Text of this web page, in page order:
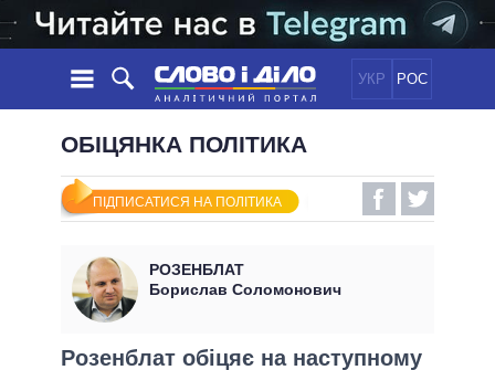
УКР РОС
НОВИНИ
СТРІЧКА
ПОДІЇ
СТАТТІ
ДУМКИ
ОГЛЯДИ
ДАЙДЖЕСТИ
ПОЛІТИКА
ЕКОНОМІКА
СВІТ
ОБIЦЯНКИ
УСІ ПОЛІТИКИ
ПРЕЗИДЕНТ І ОФІС
ВЕРХОВНА РАДА
ІНФОГРАФІКА
ОБІЦЯНКА ПОЛІТИКА
ПІДПИСАТИСЯ НА ПОЛІТИКА
РОЗЕНБЛАТ
Борислав Соломонович
Розенблат обіцяє на наступному